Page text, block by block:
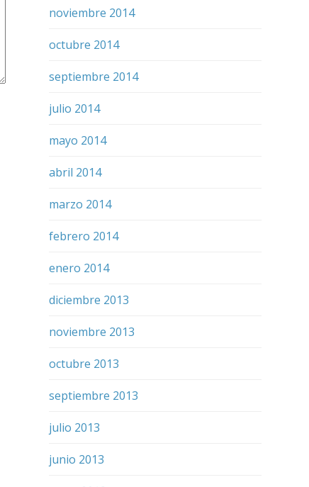
noviembre 2014
octubre 2014
septiembre 2014
julio 2014
mayo 2014
abril 2014
marzo 2014
febrero 2014
enero 2014
diciembre 2013
noviembre 2013
octubre 2013
septiembre 2013
julio 2013
junio 2013